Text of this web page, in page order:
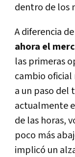
dentro de los
A diferencia
ahora el
las primeras
cambio oficial
a un paso del
actualmente
de las horas,
poco más
implicó un